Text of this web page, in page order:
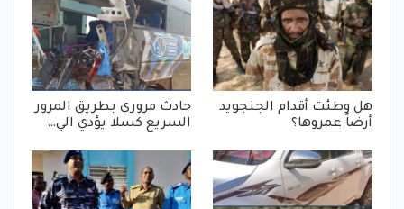
هل وطئت أقدام الجنجويد
أرضاً عمروها؟
حادث مروري بطريق المرور
السريع كسلا يؤدي الي…